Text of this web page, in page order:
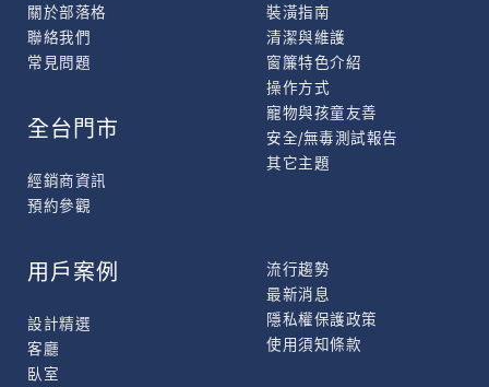
關於部落格
聯絡我們
常見問題
裝潢指南
清潔與維護
窗簾特色介紹
操作方式
寵物與孩童友善
安全/無毒測試報告
其它主題
全台門市
經銷商資訊
預約參觀
用戶案例
設計精選
客廳
臥室
流行趨勢
最新消息
隱私權保護政策
使用須知條款